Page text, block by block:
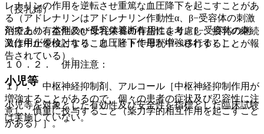
（授乳婦）
治療上の有益性及び母乳栄養の有益性を考慮し、授乳の継続
又は中止を検討すること（ヒトで母乳中へ移行することが報
告されている）。
小児等
小児等を対象とした有効性及び安全性を指標とした臨床試験
は実施していない。
レナリンの作用を逆転させ重篤な血圧降下を起こすことがあ
る（アドレナリンはアドレナリン作動性α、β−受容体の刺激
剤であり、本剤のα−受容体遮断作用により、β−受容体の刺
激作用が優位となり、血圧降下作用が増強される）］。
１０．２． 併用注意：
１）． 中枢神経抑制剤、アルコール［中枢神経抑制作用が
増強することがあるので、個々の患者の症状及び忍容性に注
意し、慎重に投与すること（薬力学的相互作用を起こすこと
がある）］。